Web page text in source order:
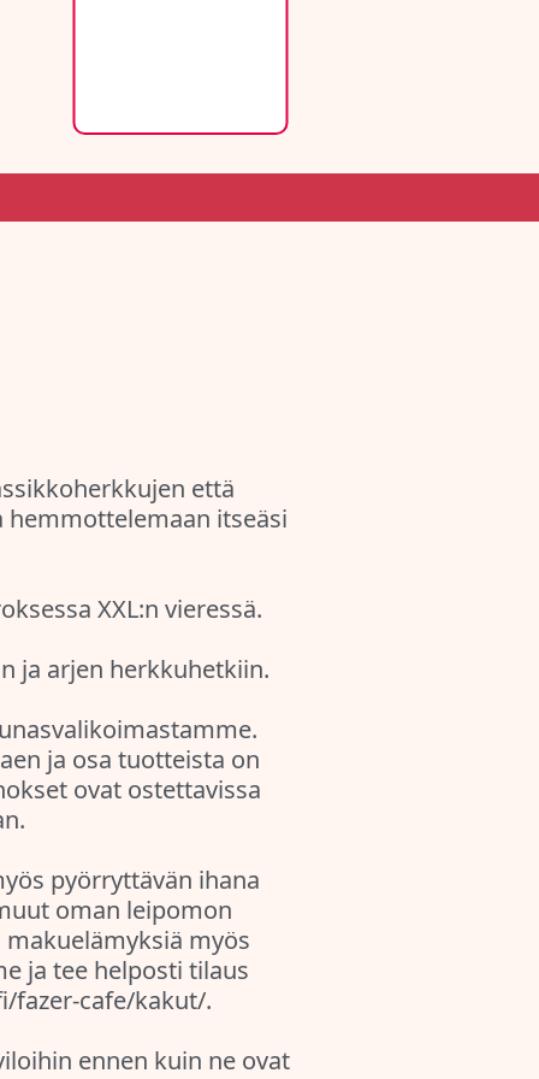
että
itseäsi
XXL:n vieressä.
ja arjen herkkuhetkiin.
ja osa tuotteista on
ovat ostettavissa
pyörryttävän ihana
oman leipomon
myös
ja tee helposti tilaus
fazer-cafe/kakut/.
ennen kuin ne ovat